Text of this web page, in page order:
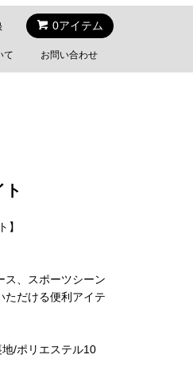
0アイテム
て お問い合わせ
】
ス、スポーツシーン
ただける便利アイテ
/ポリエステル10